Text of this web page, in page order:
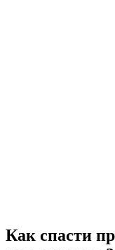
Как спасти